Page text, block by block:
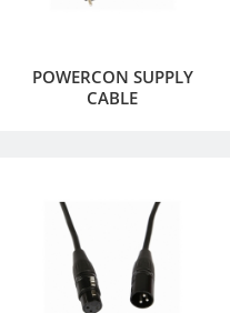
POWERCON SUPPLY
CABLE